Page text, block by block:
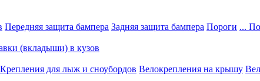
Передняя защита бампера Задняя защита бампера Пороги ...
(вкладыши) в кузов
Крепления для лыж и сноубордов Велокрепления на крышу